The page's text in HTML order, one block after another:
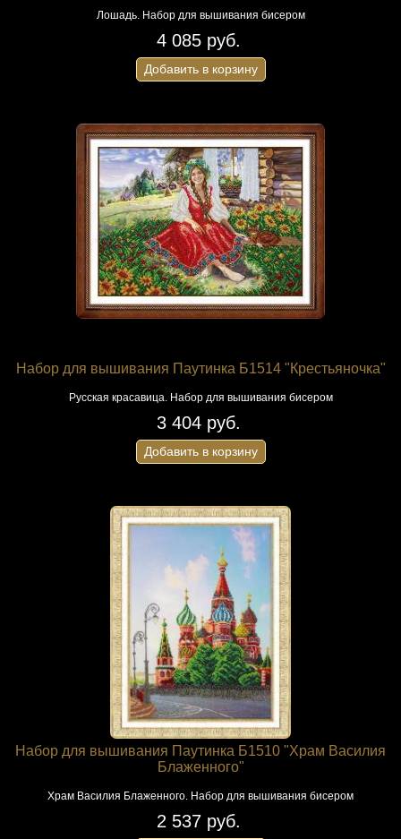
Лошадь. Набор для вышивания бисером
4 085 руб.
Добавить в корзину
Набор для вышивания Паутинка Б1514 "Крестьяночка"
Русская красавица. Набор для вышивания бисером
3 404 руб.
Добавить в корзину
Набор для вышивания Паутинка Б1510 "Храм Василия
Блаженного"
Храм Василия Блаженного. Набор для вышивания бисером
2 537 руб.